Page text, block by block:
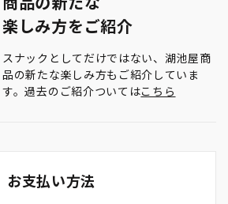
楽しみ方をご紹介
スナックとしてだけではない、湖池屋商
品の新たな楽しみ方もご紹介していま
す。過去のご紹介ついてはこちら
お支払い方法